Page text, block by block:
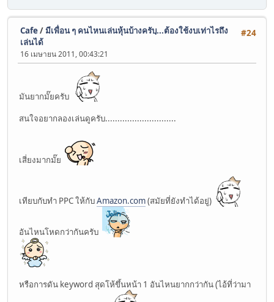
#24
Cafe/ มีเพื่อน ๆ คนไหนเล่นหุ้นบ้างครับฺ...ต้องใช้งบเท่าไรถึง
เล่นได้
16 เมษายน 2011, 00:43:21
มันยากมั๊ยครับ
สนใจอยากลองเล่นดูครับ.............................
เสี่ยงมากมั๊ย
เทียบกับทำ PPC ให้กับAmazon.com(สมัยที่ยังทำได้อยู่)
อันไหนโหดกว่ากันครับ
หรือการดัน keyword สุดโห้ขึ้นหน้า 1 อันไหนยากกว่ากัน (ไอ้ที่ว่ามา